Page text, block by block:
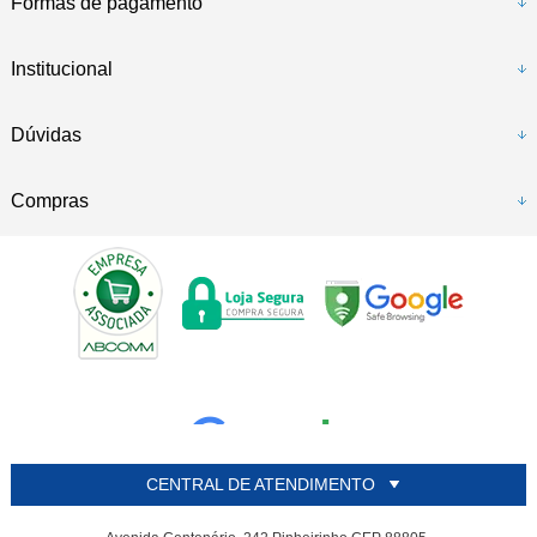
Institucional
Dúvidas
Compras
CENTRAL DE ATENDIMENTO